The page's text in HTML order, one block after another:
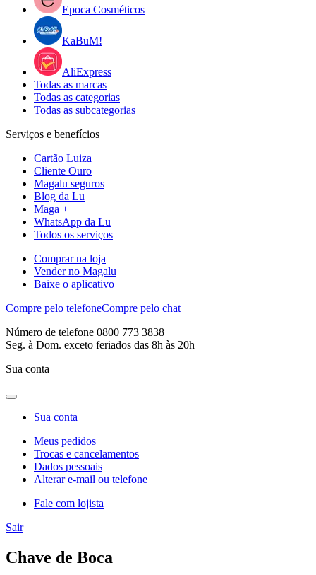
Epoca Cosméticos
KaBuM!
AliExpress
Todas as marcas
Todas as categorias
Todas as subcategorias
Serviços e benefícios
Cartão Luiza
Cliente Ouro
Magalu seguros
Blog da Lu
Maga +
WhatsApp da Lu
Todos os serviços
Comprar na loja
Vender no Magalu
Baixe o aplicativo
Compre pelo telefoneCompre pelo chat
Número de telefone 0800 773 3838
Seg. à Dom. exceto feriados das 8h às 20h
Sua conta
Sua conta
Meus pedidos
Trocas e cancelamentos
Dados pessoais
Alterar e-mail ou telefone
Fale com lojista
Sair
Chave de Boca